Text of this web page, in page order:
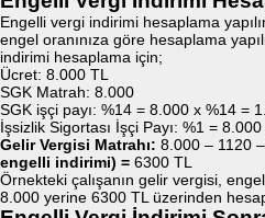
Engelli vergi indirimi hesaplama
engel oranınıza göre hesaplama
indirimi hesaplama için;
Ücret: 8.000 TL
SGK Matrah: 8.000
SGK işçi payı: %14 = 8.000 x %14 =
İşsizlik Sigortası İşçi Payı: %1 =
Gelir Vergisi Matrahı: 8.000 – 1120
engelli indirimi) = 6300 TL
Örnekteki çalışanın gelir vergisi,
8.000 yerine 6300 TL üzerinden